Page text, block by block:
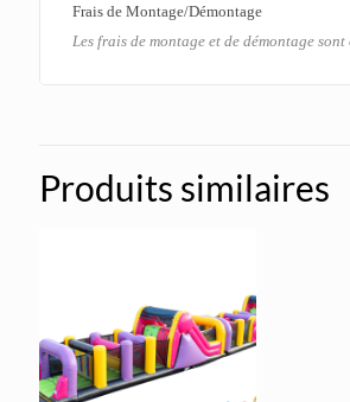
Frais de Montage/Démontage
Les frais de montage et de démontage sont
Produits similaires